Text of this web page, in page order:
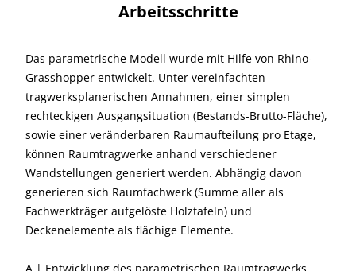
Arbeitsschritte
Das parametrische Modell wurde mit Hilfe von Rhino-
Grasshopper entwickelt. Unter vereinfachten
tragwerksplanerischen Annahmen, einer simplen
rechteckigen Ausgangsituation (Bestands-Brutto-Fläche),
sowie einer veränderbaren Raumaufteilung pro Etage,
können Raumtragwerke anhand verschiedener
Wandstellungen generiert werden. Abhängig davon
generieren sich Raumfachwerk (Summe aller als
Fachwerkträger aufgelöste Holztafeln) und
Deckenelemente als flächige Elemente.